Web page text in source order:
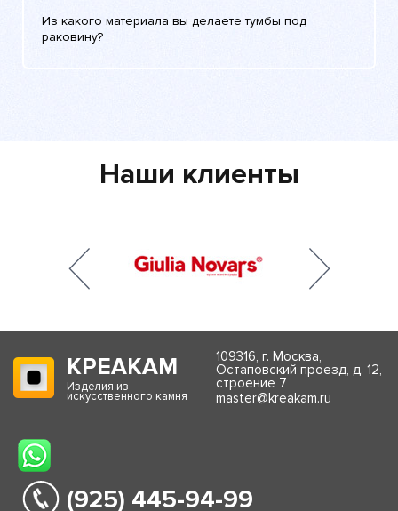
Из какого материала вы делаете тумбы под
раковину?
Наши клиенты
КРЕАКАМ
Изделия из
искусственного камня
109316, г. Москва,
Остаповский проезд, д. 12,
строение 7
master@kreakam.ru
(925) 445-94-99